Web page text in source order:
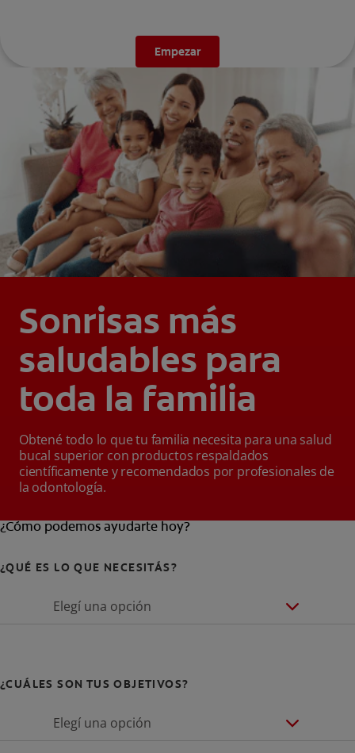
Empezar
Sonrisas más
saludables para
toda la familia
Obtené todo lo que tu familia necesita para una salud
bucal superior con productos respaldados
científicamente y recomendados por profesionales de
la odontología.
¿Cómo podemos ayudarte hoy?
¿QUÉ ES LO QUE NECESITÁS?
Elegí una opción
¿CUÁLES SON TUS OBJETIVOS?
Elegí una opción